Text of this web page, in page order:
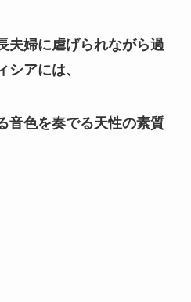
夫婦に虐げられながら過
アには、
音色を奏でる天性の素質